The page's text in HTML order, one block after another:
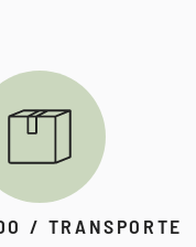
/ TRANSPORTE